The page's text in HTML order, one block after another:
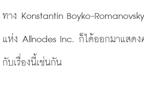
ทาง Konstantin Boyko-
แห่ง Allnodes Inc. ก็ได้ออกมาแสดง
กับเรื่องนี้เช่นกัน